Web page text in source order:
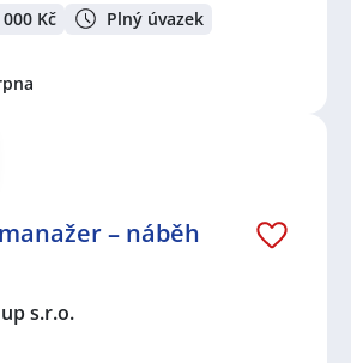
Kč Plný úvazek
– náběh
s.r.o.